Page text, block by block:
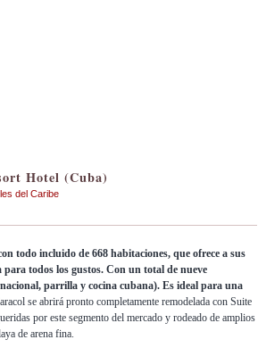
Hotel (Cuba)
del Caribe
todo incluido de 668 habitaciones, que ofrece a sus
todos los gustos. Con un total de nueve
parrilla y cocina cubana). Es ideal para una
se abrirá pronto completamente remodelada con Suite
por este segmento del mercado y rodeado de amplios
de arena fina.